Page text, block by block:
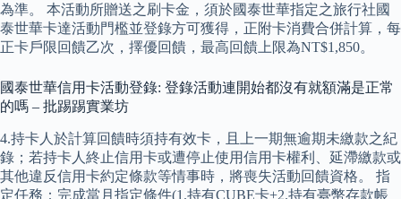
為準。 本活動所贈送之刷卡金，須於國泰世華指定之旅行社國
泰世華卡達活動門檻並登錄方可獲得，正附卡消費合併計算，每
正卡戶限回饋乙次，擇優回饋，最高回饋上限為NT$1,850。
國泰世華信用卡活動登錄: 登錄活動連開始都沒有就額滿是正常
的嗎 – 批踢踢實業坊
4.持卡人於計算回饋時須持有效卡，且上一期無逾期未繳款之紀
錄；若持卡人終止信用卡或遭停止使用信用卡權利、延滯繳款或
其他違反信用卡約定條款等情事時，將喪失活動回饋資格。 指
定任務：完成當月指定條件(1.持有CUBE卡+2.持有臺幣存款帳